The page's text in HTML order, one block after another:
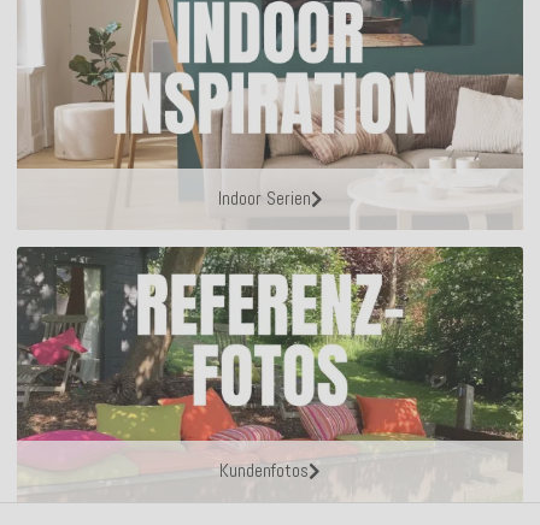
Indoor Serien
Kundenfotos